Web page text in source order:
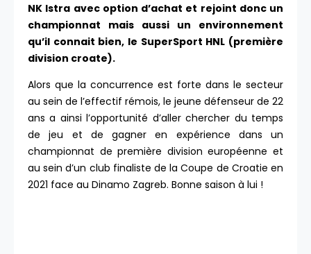
NK Istra avec option d’achat et rejoint donc un
championnat mais aussi un environnement
qu’il connait bien, le SuperSport HNL (première
division croate).
Alors que la concurrence est forte dans le secteur
au sein de l’effectif rémois, le jeune défenseur de 22
ans a ainsi l’opportunité d’aller chercher du temps
de jeu et de gagner en expérience dans un
championnat de première division européenne et
au sein d’un club finaliste de la Coupe de Croatie en
2021 face au Dinamo Zagreb. Bonne saison à lui !